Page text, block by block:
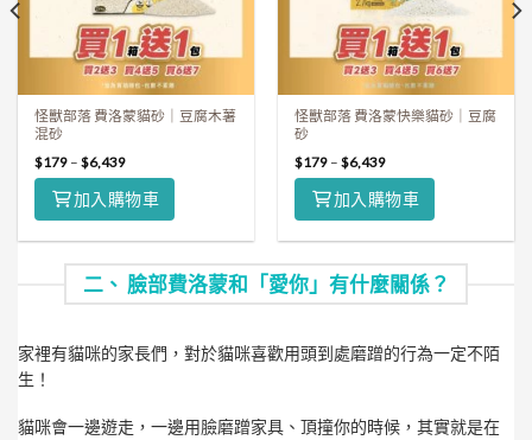
怪獸部落 費洛蒙貓砂｜豆腐木薯
混砂
$179 –$6,439
加入購物車
怪獸部落 費洛蒙快樂貓砂｜豆腐
砂
$179 –$6,439
加入購物車
二、 臉部費洛蒙和「愛你」有什麼關係？
家裡有貓咪的家長們，對於貓咪喜歡用頭到處磨蹭的行為一定不陌
生！
貓咪會一邊遊走，一邊用臉磨蹭家具、頂撞你的時候，其實就是在